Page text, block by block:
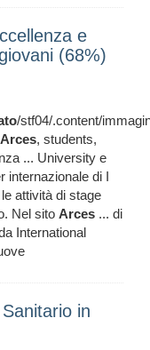
e
(68%)
/stf04/.content/
Arces, students,
... University e
internazionale di I
attività di stage
Nel sito Arces ... di
International
in